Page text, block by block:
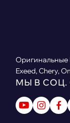
Оригинальные
Exeed, Chery,
МЫ В СОЦ.